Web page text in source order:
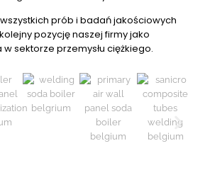
prób i badań jakościowych
pozycję naszej firmy jako
sektorze przemysłu ciężkiego.